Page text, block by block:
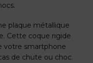
plaque métallique
Cette coque rigide
votre smartphone
de chute ou choc.